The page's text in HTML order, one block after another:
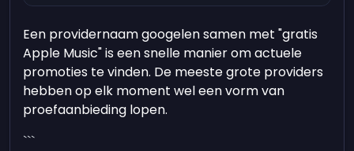
Een providernaam googelen samen met "gratis
Apple Music" is een snelle manier om actuele
promoties te vinden. De meeste grote providers
hebben op elk moment wel een vorm van
proefaanbieding lopen.
```